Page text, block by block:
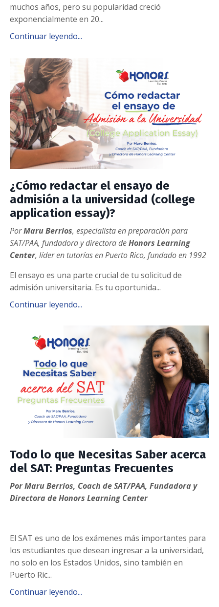
muchos años, pero su popularidad creció
exponencialmente en 20...
Continuar leyendo...
¿Cómo redactar el ensayo de
admisión a la universidad (college
application essay)?
PorMaru Berríos, especialista en preparación para
SAT/PAA, fundadora y directora deHonors Learning
Center, líder en tutorías en Puerto Rico, fundado en 1992
El ensayo es una parte crucial de tu solicitud de
admisión universitaria. Es tu oportunida...
Continuar leyendo...
Todo lo que Necesitas Saber acerca
del SAT: Preguntas Frecuentes
Por Maru Berríos, Coach de SAT/PAA, Fundadora y
Directora de Honors Learning Center
El SAT es uno de los exámenes más importantes para
los estudiantes que desean ingresar a la universidad,
no solo en los Estados Unidos, sino también en
Puerto Ric...
Continuar leyendo...